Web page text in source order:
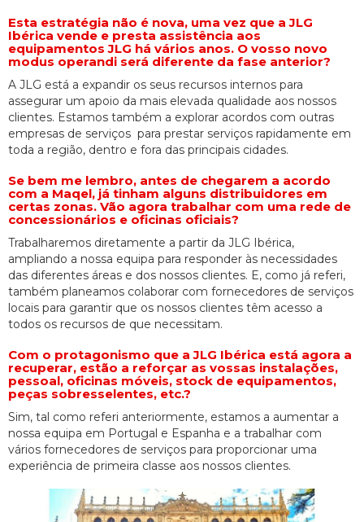
Esta estratégia não é nova, uma vez que a JLG
Ibérica vende e presta assistência aos
equipamentos JLG há vários anos. O vosso novo
modus operandi será diferente da fase anterior?
A JLG está a expandir os seus recursos internos para
assegurar um apoio da mais elevada qualidade aos nossos
clientes. Estamos também a explorar acordos com outras
empresas de serviços para prestar serviços rapidamente em
toda a região, dentro e fora das principais cidades.
Se bem me lembro, antes de chegarem a acordo
com a Maqel, já tinham alguns distribuidores em
certas zonas. Vão agora trabalhar com uma rede de
concessionários e oficinas oficiais?
Trabalharemos diretamente a partir da JLG Ibérica,
ampliando a nossa equipa para responder às necessidades
das diferentes áreas e dos nossos clientes. E, como já referi,
também planeamos colaborar com fornecedores de serviços
locais para garantir que os nossos clientes têm acesso a
todos os recursos de que necessitam.
Com o protagonismo que a JLG Ibérica está agora a
recuperar, estão a reforçar as vossas instalações,
pessoal, oficinas móveis, stock de equipamentos,
peças sobresselentes, etc.?
Sim, tal como referi anteriormente, estamos a aumentar a
nossa equipa em Portugal e Espanha e a trabalhar com
vários fornecedores de serviços para proporcionar uma
experiência de primeira classe aos nossos clientes.